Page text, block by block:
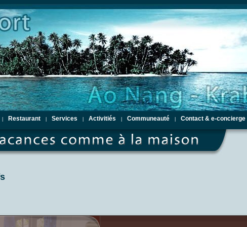
Restaurant Services Activitiés Communeauté Contact & e-concierge